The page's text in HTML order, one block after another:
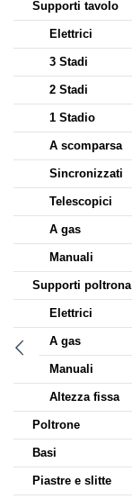
Supporti tavolo
Elettrici
3 Stadi
2 Stadi
1 Stadio
A scomparsa
Sincronizzati
Telescopici
A gas
Manuali
Supporti poltrona
Elettrici
A gas
Manuali
Altezza fissa
Poltrone
Basi
Piastre e slitte